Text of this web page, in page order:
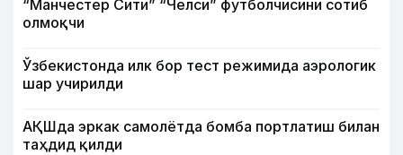
“Манчестер Сити” “Челси” футболчисини сотиб
олмоқчи
Ўзбекистонда илк бор тест режимида аэрологик
шар учирилди
АҚШда эркак самолётда бомба портлатиш билан
таҳдид қилди